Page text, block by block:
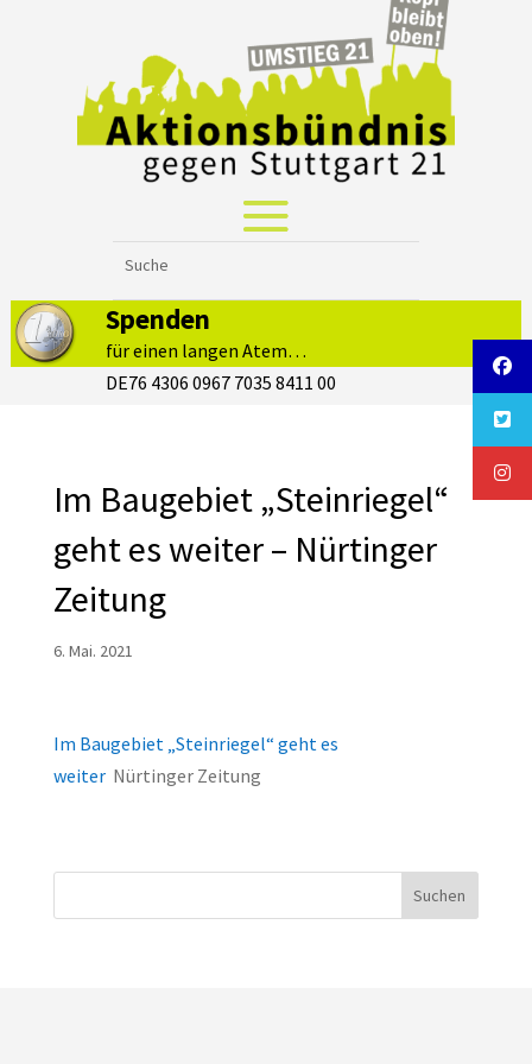
Spenden
für einen langen Atem…
DE76 4306 0967 7035 8411 00
Im Baugebiet „Steinriegel“
geht es weiter – Nürtinger
Zeitung
6. Mai. 2021
Im Baugebiet „Steinriegel“ geht es
weiter Nürtinger Zeitung
Suchen